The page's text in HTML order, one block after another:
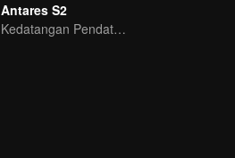
Antares S2
Kedatangan Pendatang Pembawa Kekacauan